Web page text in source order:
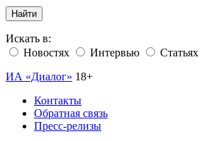
Найти
Искать в:
Новостях
Интервью
Статьях
ИА «Диалог» 18+
Контакты
Обратная связь
Пресс-релизы